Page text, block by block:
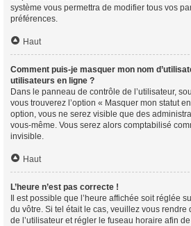
système vous permettra de modifier tous vos
préférences.
Haut
Comment puis-je masquer mon nom
utilisateurs en ligne ?
Dans le panneau de contrôle de l’utilisateur,
vous trouverez l’option « Masquer mon statut
option, vous ne serez visible que des
vous-même. Vous serez alors comptabilisé
invisible.
Haut
L’heure n’est pas correcte !
Il est possible que l’heure affichée soit réglée
du vôtre. Si tel était le cas, veuillez vous
de l’utilisateur et régler le fuseau horaire afin